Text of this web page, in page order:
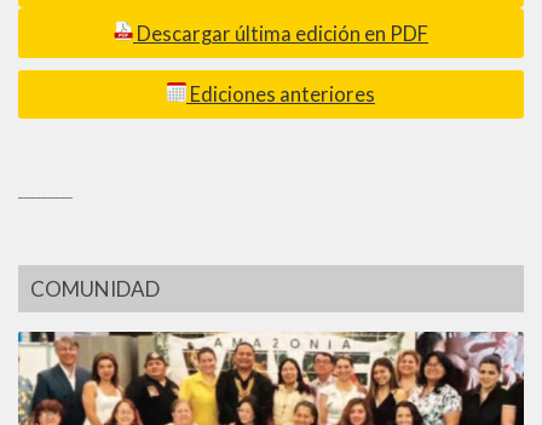
Descargar última edición en PDF
Ediciones anteriores
COMUNIDAD